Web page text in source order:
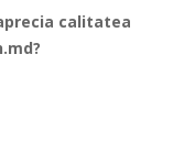
calitatea